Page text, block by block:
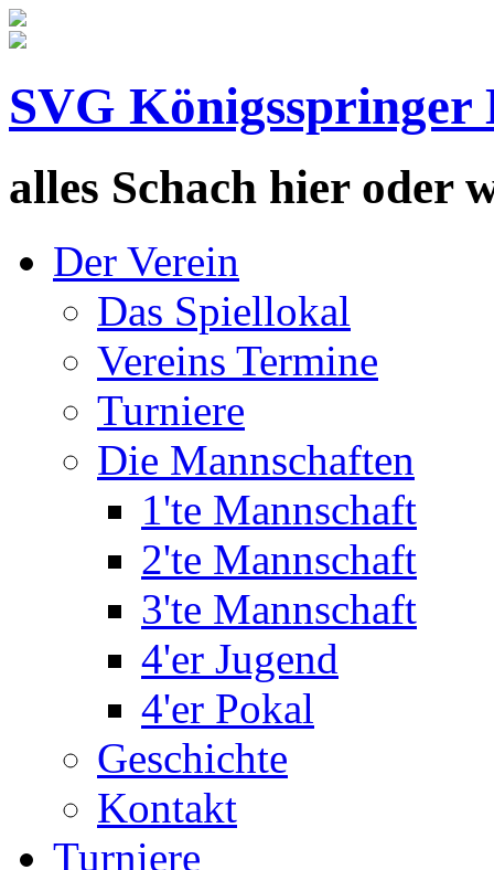
SVG Königsspringer
alles Schach hier oder
Der Verein
Das Spiellokal
Vereins Termine
Turniere
Die Mannschaften
1'te Mannschaft
2'te Mannschaft
3'te Mannschaft
4'er Jugend
4'er Pokal
Geschichte
Kontakt
Turniere